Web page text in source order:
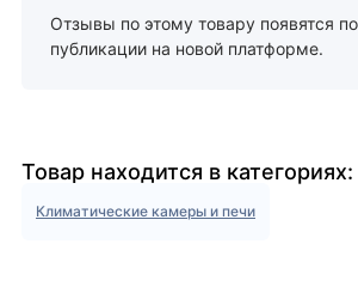
Отзывы по этому товару появятся
публикации на новой платформе.
Товар находится в категориях:
Климатические камеры и печи